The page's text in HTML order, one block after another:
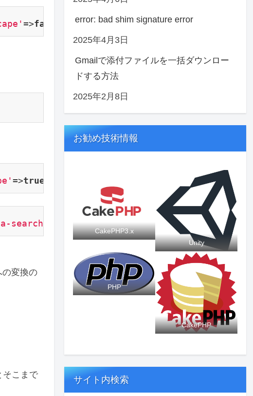
=>false ]);?>
=>true 'btn btn-
i>&amp;nbsp;検索"
の変換の
そこまで
error: bad shim signature error
2025年4月3日
Gmailで添付ファイルを一括ダウンロー
ドする方法
2025年2月8日
お勧め技術情報
CakePHP3.x
Unity
PHP
CakePHP
サイト内検索